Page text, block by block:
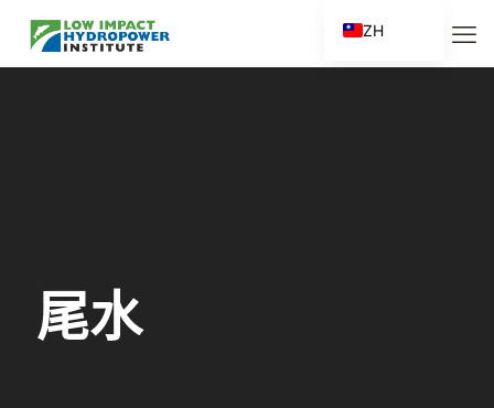
尾水
ZH
EN